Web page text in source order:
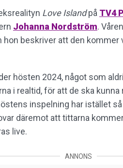
Love Islandpå TV4
Johanna Nordström.
beskriver att den kommer
hösten 2024, något som
i realtid, för att de ska kunna
inspelning har istället
däremot att tittarna
live.
ANNONS